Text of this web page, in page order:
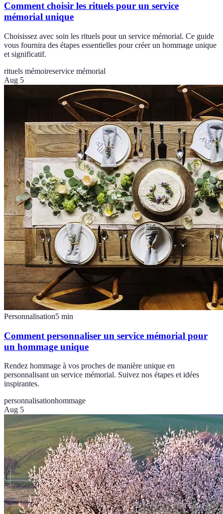
Comment choisir les rituels pour un service
mémorial unique
Choisissez avec soin les rituels pour un service mémorial. Ce guide
vous fournira des étapes essentielles pour créer un hommage unique
et significatif.
rituels mémoireservice mémorial
Aug 5
Personnalisation5 min
Comment personnaliser un service mémorial pour
un hommage unique
Rendez hommage à vos proches de manière unique en
personnalisant un service mémorial. Suivez nos étapes et idées
inspirantes.
personnalisationhommage
Aug 5